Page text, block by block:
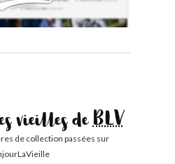
vieilles deBLV
de collection passées sur